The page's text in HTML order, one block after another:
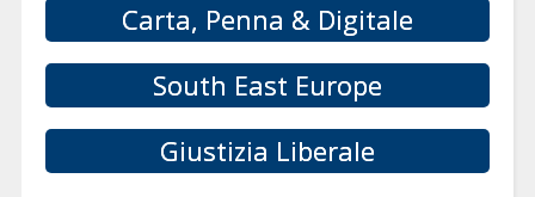
Carta, Penna & Digitale
South East Europe
Giustizia Liberale